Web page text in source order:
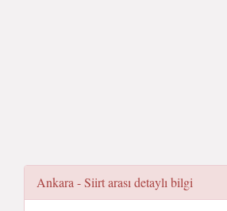
Ankara - Siirt arası detaylı bilgi